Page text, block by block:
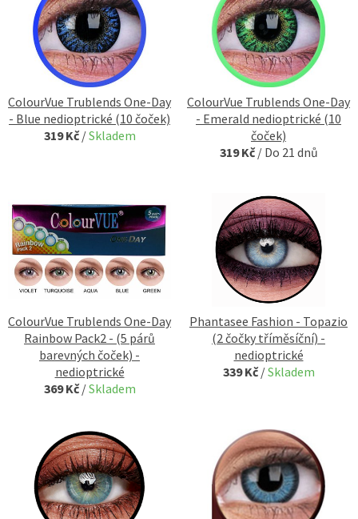
ColourVue Trublends One-Day
- Blue nedioptrické (10 čoček)
319 Kč/Skladem
ColourVue Trublends One-Day
- Emerald nedioptrické (10
čoček)
319 Kč/ Do 21 dnů
ColourVue Trublends One-Day
Rainbow Pack2 - (5 párů
barevných čoček) -
nedioptrické
369 Kč/Skladem
Phantasee Fashion - Topazio
(2 čočky tříměsíční) -
nedioptrické
339 Kč/Skladem